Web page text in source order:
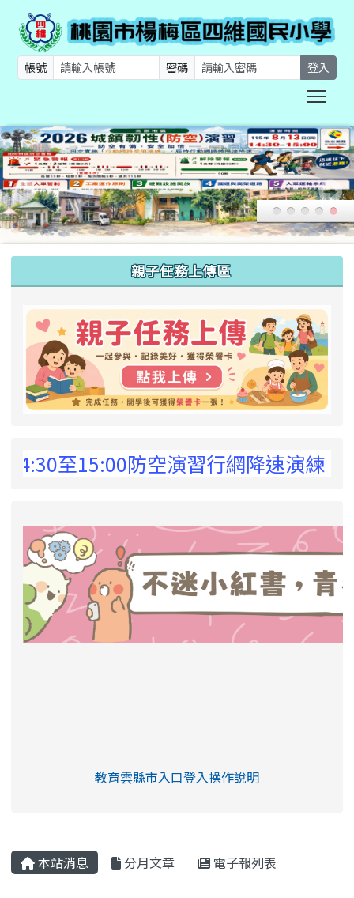
帳號 密碼 登入
親子任務上傳區
15:00防空演習行網降速演練，請預為
link to https://eliteracy.edu.tw/Shorts/
教育雲縣市入口登入操作說明
本站消息 分月文章 電子報列表